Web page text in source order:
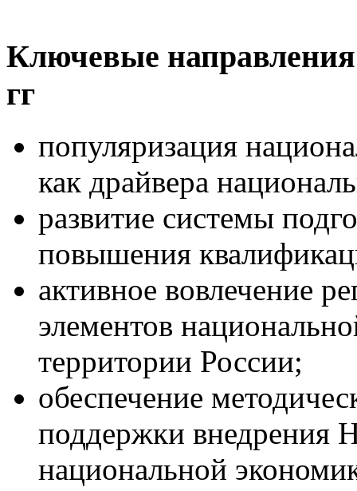
Ключевые
гг
популяризация
как драйвера
развитие системы
повышения
активное вовлечение
элементов
территории России;
обеспечение
поддержки внедрения
национальной